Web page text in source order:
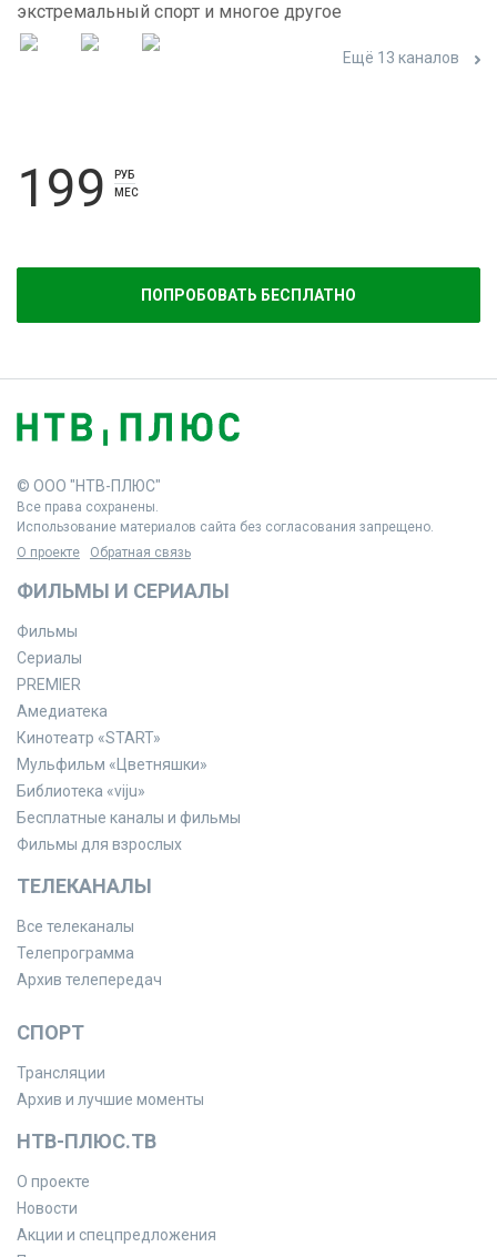
экстремальный спорт и многое другое
Ещё 13 каналов
199
РУБ
МЕС
ПОПРОБОВАТЬ БЕСПЛАТНО
© ООО "НТВ-ПЛЮС"
Все права сохранены.
Использование материалов сайта без согласования запрещено.
О проекте
Обратная связь
ФИЛЬМЫ И СЕРИАЛЫ
Фильмы
Сериалы
PREMIER
Амедиатека
Кинотеатр «START»
Мульфильм «Цветняшки»
Библиотека «viju»
Бесплатные каналы и фильмы
Фильмы для взрослых
ТЕЛЕКАНАЛЫ
Все телеканалы
Телепрограмма
Архив телепередач
СПОРТ
Трансляции
Архив и лучшие моменты
НТВ-ПЛЮС.ТВ
О проекте
Новости
Акции и спецпредложения